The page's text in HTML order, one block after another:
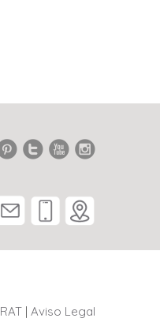
RAT | Aviso Legal